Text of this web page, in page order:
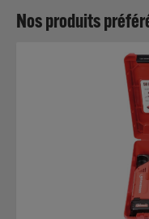
Nos produits